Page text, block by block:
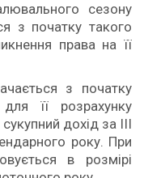
сезону
з початку такого
права на її
з початку
її розрахунку
дохід за III
року. При
в розмірі